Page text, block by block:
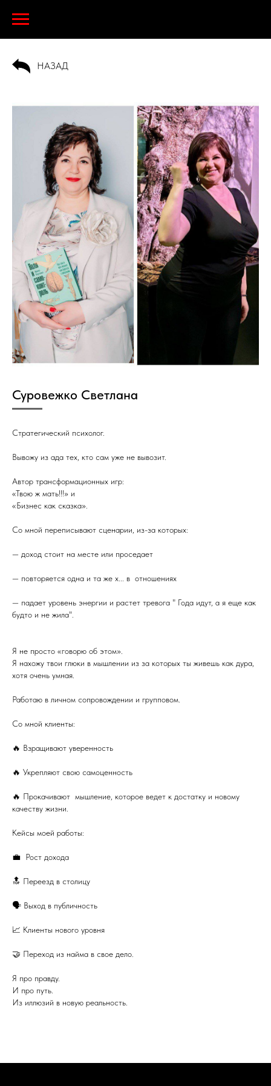
НАЗАД
Суровежко Светлана
Стратегический психолог.
Вывожу из ада тех, кто сам уже не вывозит.
Автор трансформационных игр:
«Твою ж мать!!!» и
«Бизнес как сказка».
Со мной переписывают сценарии, из-за которых:
— доход стоит на месте или проседает
— повторяется одна и та же х... в отношениях
— падает уровень энергии и растет тревога " Года идут, а я еще как
будто и не жила".
Я не просто «говорю об этом».
Я нахожу твои глюки в мышлении из за которых ты живешь как дура,
хотя очень умная.
Работаю в личном сопровождении и групповом.
Со мной клиенты:
🔥 Взращивают уверенность
🔥 Укрепляют свою самоценность
🔥 Прокачивают мышление, которое ведет к достатку и новому
качеству жизни.
Кейсы моей работы:
💼 Рост дохода
🔝 Переезд в столицу
🗣 Выход в публичность
📈 Клиенты нового уровня
🤝 Переход из найма в свое дело.
Я про правду.
И про путь.
Из иллюзий в новую реальность.